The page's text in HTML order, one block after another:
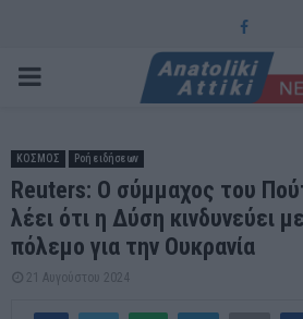
Facebook
PRIMARY
ΚΟΣΜΟΣ Ροή ειδήσεων
Reuters: Ο σύμμαχος του
λέει ότι η Δύση κινδυνεύει
πόλεμο για την Ουκρανία
21 Αυγούστου 2024